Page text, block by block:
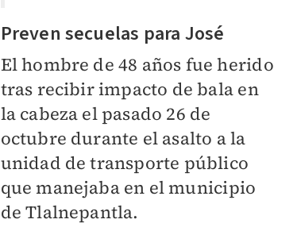
Preven secuelas para José
El hombre de 48 años fue herido
tras recibir impacto de bala en
la cabeza el pasado 26 de
octubre durante el asalto a la
unidad de transporte público
que manejaba en el municipio
de Tlalnepantla.